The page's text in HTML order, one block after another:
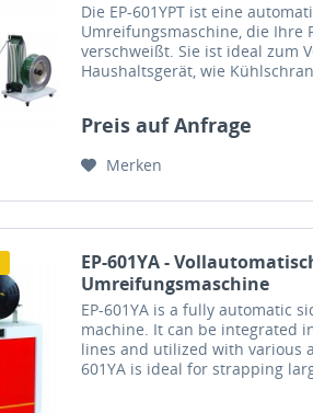
Die EP-601YPT ist eine
Umreifungsmaschine, die Ihre
verschweißt. Sie ist ideal zum
Haushaltsgerät, wie
Preis auf Anfrage
Merken
EP-601YA -
Umreifungsmaschine
EP-601YA is a fully automatic
machine. It can be integrated
lines and utilized with various
601YA is ideal for strapping